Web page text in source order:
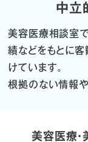
中立
美容医療相談室で
績などをもとに客
けています。
根拠のない情報
美容医療